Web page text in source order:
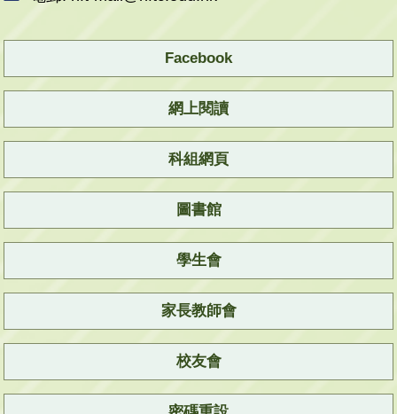
Facebook
網上閱讀
科組網頁
圖書館
學生會
家長教師會
校友會